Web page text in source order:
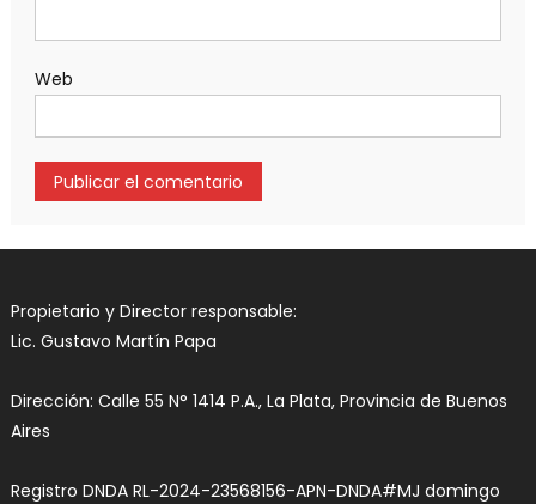
Web
Propietario y Director responsable:
Lic. Gustavo Martín Papa
Dirección: Calle 55 N° 1414 P.A., La Plata, Provincia de Buenos
Aires
Registro DNDA RL-2024-23568156-APN-DNDA#MJ domingo